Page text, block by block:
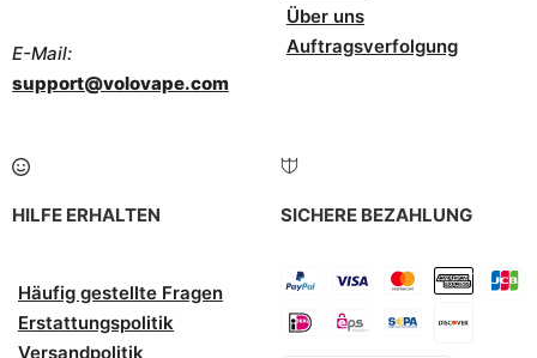
E-Mail:
support@volovape.com
Über uns
Auftragsverfolgung
HILFE ERHALTEN
Häufig gestellte Fragen
Erstattungspolitik
Versandpolitik
SICHERE BEZAHLUNG